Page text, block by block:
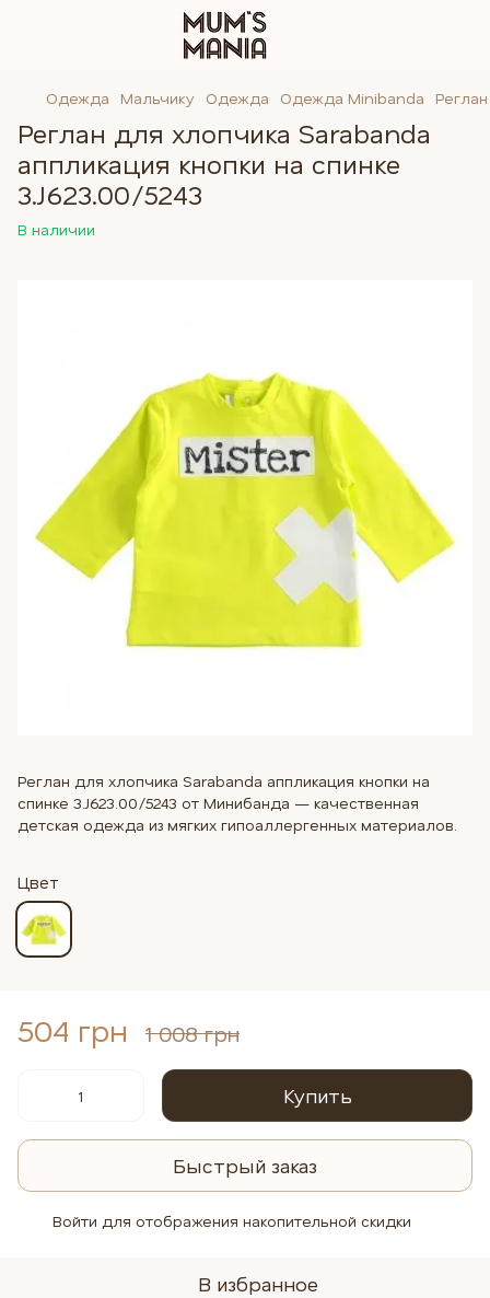
Одежда Мальчику Одежда Одежда Minibanda
Реглан для хлопчика Sarabanda
аппликация кнопки на спинке
3.J623.00/5243
В наличии
Реглан для хлопчика Sarabanda аппликация кнопки на
спинке 3.J623.00/5243 от Минибанда — качественная
детская одежда из мягких гипоаллергенных материалов.
Цвет
504 грн 1 008 грн
Купить
Быстрый заказ
Войти для отображения накопительной скидки
В избранное